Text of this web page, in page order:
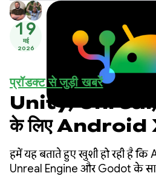
19
मई
2026
प्रॉडक्ट से जुड़ी खबरें
Unity,
के लिए Android
हमें यह बताते हुए खुशी हो रही है
Unreal Engine और Godot के